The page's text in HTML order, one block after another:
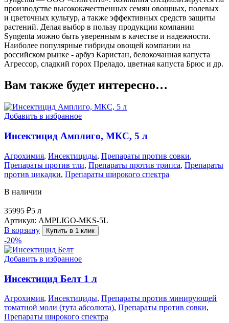
производстве высококачественных семян овощных, полевых
и цветочных культур, а также эффективных средств защиты
растений. Делая выбор в пользу продукции компании
Syngenta можно быть уверенным в качестве и надежности.
Наиболее популярные гибриды овощей компании на
российском рынке - арбуз Каристан, белокочанная капуста
Агрессор, сладкий горох Преладо, цветная капуста Брюс и др.
Вам также будет интересно…
Добавить в избранное
Инсектицид Амплиго, МКС, 5 л
Агрохимия, Инсектициды, Препараты против совки,
Препараты против тли, Препараты против трипса, Препараты
против цикадки, Препараты широкого спектра
В наличии
35995 ₽5 л
Артикул: AMPLIGO-MKS-5L
В корзину
Купить в 1 клик
-20%
Добавить в избранное
Инсектицид Белт 1 л
Агрохимия, Инсектициды, Препараты против минирующей
томатной моли (тута абсолюта), Препараты против совки,
Препараты широкого спектра